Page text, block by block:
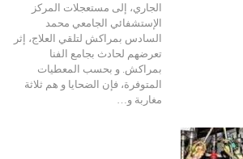
الجاري، إلى مستعجلات المركز
الإستشفائي الجامعي محمد
السادس بمراكش لتلقي العلاج، إثر
تعرضهم لحادث بجامع الفنا
بمراكش. و بحسب المعطيات
المتوفرة، فإن الضحايا و هم ثلاثة
مغاربة و…